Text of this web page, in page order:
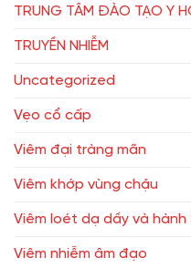
TRUNG TÂM ĐÀO TẠO Y
TRUYỀN NHIỄM
Uncategorized
Vẹo cổ cấp
Viêm đại tràng mãn
Viêm khớp vùng chậu
Viêm loét dạ dầy và
Viêm nhiễm âm đạo